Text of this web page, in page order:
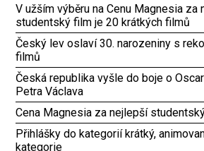
V užším výběru na Cenu Magnesia za
studentský film je 20 krátkých filmů
Český lev oslaví 30. narozeniny s
filmů
Česká republika vyšle do boje o
Petra Václava
Cena Magnesia za nejlepší
Přihlášky do kategorií krátký,
kategorie